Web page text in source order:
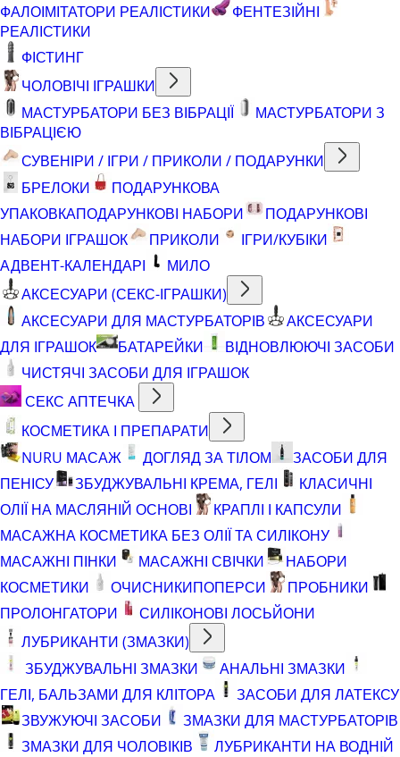
ФАЛОІМІТАТОРИ РЕАЛІСТИКИ
ФЕНТЕЗІЙНІ
РЕАЛІСТИКИ
ФІСТИНГ
ЧОЛОВІЧІ ІГРАШКИ
МАСТУРБАТОРИ БЕЗ ВІБРАЦІЇ
МАСТУРБАТОРИ З
ВІБРАЦІЄЮ
СУВЕНІРИ / ІГРИ / ПРИКОЛИ / ПОДАРУНКИ
БРЕЛОКИ
ПОДАРУНКОВА
УПАКОВКАПОДАРУНКОВІ НАБОРИ
ПОДАРУНКОВІ
НАБОРИ ІГРАШОК
ПРИКОЛИ
ІГРИ/КУБІКИ
АДВЕНТ-КАЛЕНДАРІ
МИЛО
АКСЕСУАРИ (СЕКС-ІГРАШКИ)
АКСЕСУАРИ ДЛЯ МАСТУРБАТОРІВ
АКСЕСУАРИ
ДЛЯ ІГРАШОК
БАТАРЕЙКИ
ВІДНОВЛЮЮЧІ ЗАСОБИ
ЧИСТЯЧІ ЗАСОБИ ДЛЯ ІГРАШОК
СЕКС АПТЕЧКА
КОСМЕТИКА І ПРЕПАРАТИ
NURU МАСАЖ
ДОГЛЯД ЗА ТІЛОМ
ЗАСОБИ ДЛЯ
ПЕНІСУ
ЗБУДЖУВАЛЬНІ КРЕМА, ГЕЛІ
КЛАСИЧНІ
ОЛІЇ НА МАСЛЯНІЙ ОСНОВІ
КРАПЛІ І КАПСУЛИ
МАСАЖНА КОСМЕТИКА БЕЗ ОЛІЇ ТА СИЛІКОНУ
МАСАЖНІ ПІНКИ
МАСАЖНІ СВІЧКИ
НАБОРИ
КОСМЕТИКИ
ОЧИСНИКИПОПЕРСИ
ПРОБНИКИ
ПРОЛОНГАТОРИ
СИЛІКОНОВІ ЛОСЬЙОНИ
ЛУБРИКАНТИ (ЗМАЗКИ)
ЗБУДЖУВАЛЬНІ ЗМАЗКИ
АНАЛЬНІ ЗМАЗКИ
ГЕЛІ, БАЛЬЗАМИ ДЛЯ КЛІТОРА
ЗАСОБИ ДЛЯ ЛАТЕКСУ
ЗВУЖУЮЧІ ЗАСОБИ
ЗМАЗКИ ДЛЯ МАСТУРБАТОРІВ
ЗМАЗКИ ДЛЯ ЧОЛОВІКІВ
ЛУБРИКАНТИ НА ВОДНІЙ